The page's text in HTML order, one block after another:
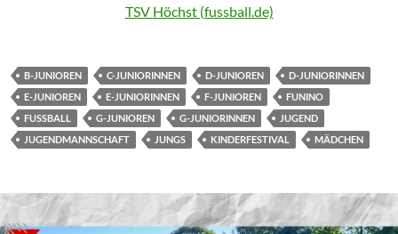
TSV Höchst (fussball.de)
B-JUNIOREN C-JUNIORINNEN D-JUNIOREN
D-JUNIORINNEN
E-JUNIOREN
E-JUNIORINNEN F-JUNIOREN
FUNINO
FUSSBALL
G-JUNIOREN G-JUNIORINNEN
JUGEND
JUGENDMANNSCHAFT
JUNGS KINDERFESTIVAL MÄDCHEN